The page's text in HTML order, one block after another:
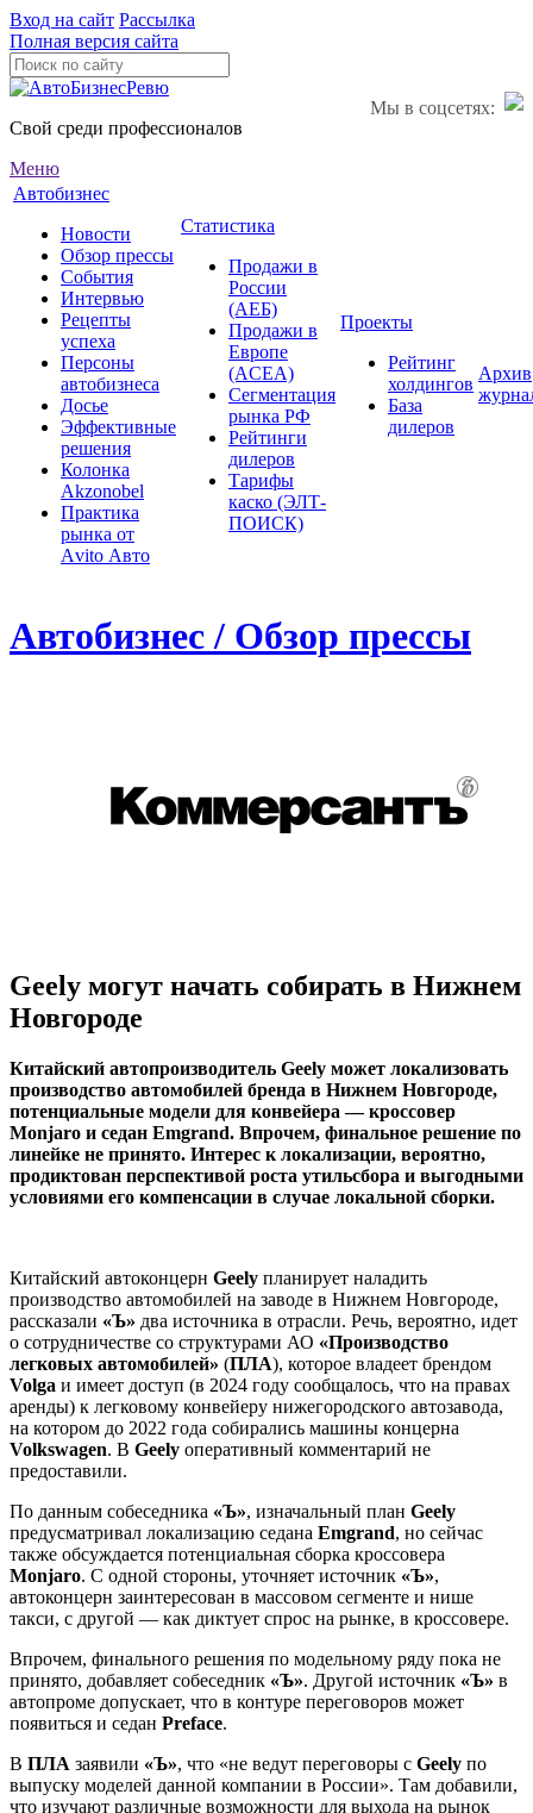
Вход на сайт Рассылка
Полная версия сайта
Мы в соцсетях:
Свой среди профессионалов
Меню
Автобизнес
Новости
Обзор прессы
События
Интервью
Рецепты
успеха
Персоны
автобизнеса
Досье
Эффективные
решения
Колонка
Akzonobel
Практика
рынка от
Аvito Авто
Статистика
Продажи в
России
(АЕБ)
Продажи в
Европе
(ACEA)
Сегментация
рынка РФ
Рейтинги
дилеров
Тарифы
каско (ЭЛТ-
ПОИСК)
Проекты
Рейтинг
холдингов
База
дилеров
Архив
Автобизнес / Обзор прессы
Geely могут начать собирать в Нижнем
Новгороде
Китайский автопроизводитель Geely может локализовать
производство автомобилей бренда в Нижнем Новгороде,
потенциальные модели для конвейера — кроссовер
Monjaro и седан Emgrand. Впрочем, финальное решение по
линейке не принято. Интерес к локализации, вероятно,
продиктован перспективой роста утильсбора и выгодными
условиями его компенсации в случае локальной сборки.
Китайский автоконцерн Geely планирует наладить
производство автомобилей на заводе в Нижнем Новгороде,
рассказали «Ъ» два источника в отрасли. Речь, вероятно, идет
о сотрудничестве со структурами АО «Производство
легковых автомобилей» (ПЛА), которое владеет брендом
Volga и имеет доступ (в 2024 году сообщалось, что на правах
аренды) к легковому конвейеру нижегородского автозавода,
на котором до 2022 года собирались машины концерна
Volkswagen. В Geely оперативный комментарий не
предоставили.
По данным собеседника «Ъ», изначальный план Geely
предусматривал локализацию седана Emgrand, но сейчас
также обсуждается потенциальная сборка кроссовера
Monjaro. С одной стороны, уточняет источник «Ъ»,
автоконцерн заинтересован в массовом сегменте и нише
такси, с другой — как диктует спрос на рынке, в кроссовере.
Впрочем, финального решения по модельному ряду пока не
принято, добавляет собеседник «Ъ». Другой источник «Ъ» в
автопроме допускает, что в контуре переговоров может
появиться и седан Preface.
В ПЛА заявили «Ъ», что «не ведут переговоры с Geely по
выпуску моделей данной компании в России». Там добавили,
что изучают различные возможности для выхода на рынок